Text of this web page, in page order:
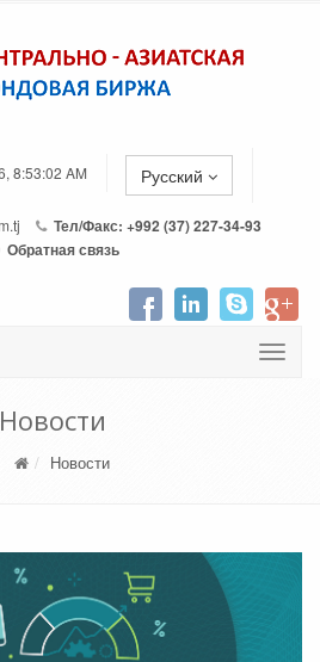
8:53:02 AM Русский
Тел/Факс: +992 (37) 227-34-93
Обратная связь
Новости
Новости